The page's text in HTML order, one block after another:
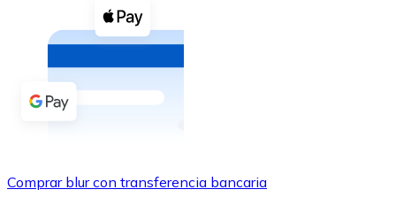
Compra criptomonedas con efectivo en tu tienda más
Comprar con efectivo
Transferencia SEPA
Comprar blur con transferencia bancaria